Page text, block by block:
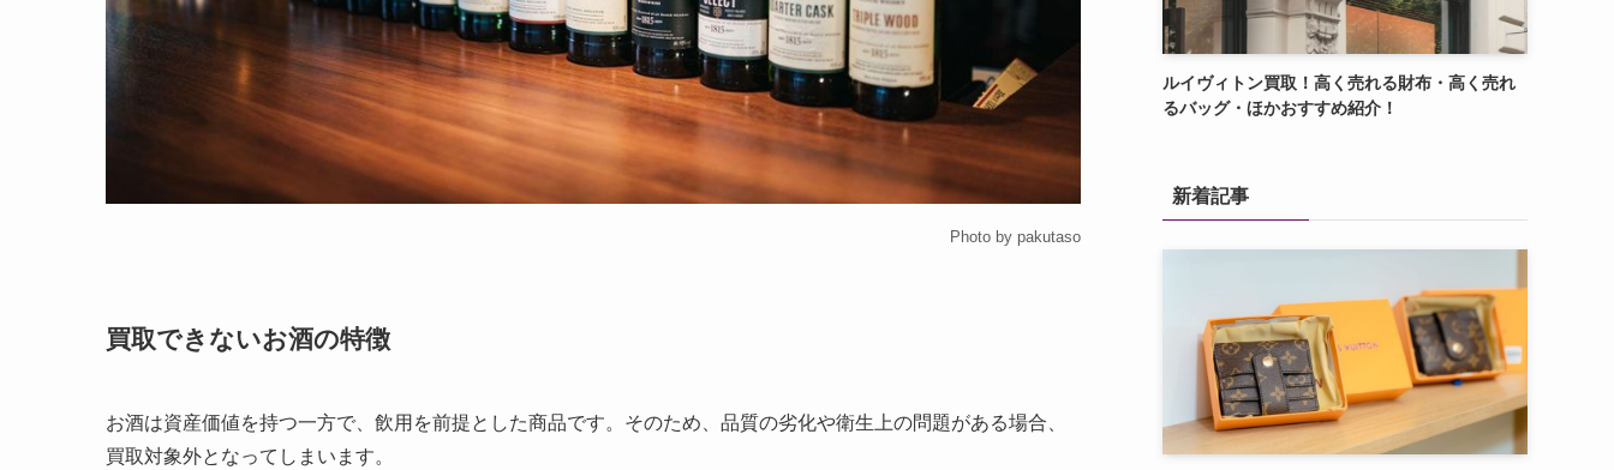
Photo by pakutaso
買取できないお酒の特徴
お酒は資産価値を持つ一方で、飲用を前提とした商品です。そのため、品質の劣化や衛生上の問題がある場合、
買取対象外となってしまいます。
ルイヴィトン買取！高く売れる財布・高く売れ
るバッグ・ほかおすすめ紹介！
新着記事